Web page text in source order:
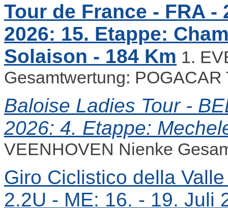
Tour de France - FRA -
2026: 15. Etappe:
Solaison - 184 Km 1.
Gesamtwertung: POGACAR
Baloise Ladies Tour -
2026: 4. Etappe:
VEENHOVEN Nienke
Giro Ciclistico della
2.2U - ME: 16. - 19. Juli